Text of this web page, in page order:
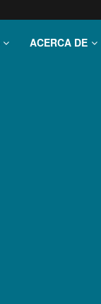
ACERCA DE